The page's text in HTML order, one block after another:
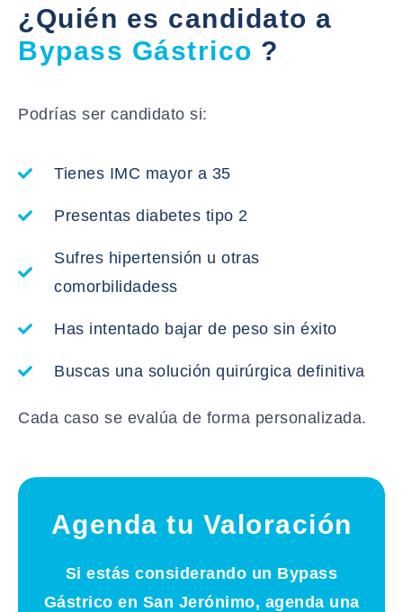
¿Quién es candidato a
Bypass Gástrico ?
Podrías ser candidato si:
Tienes IMC mayor a 35
Presentas diabetes tipo 2
Sufres hipertensión u otras
comorbilidadess
Has intentado bajar de peso sin éxito
Buscas una solución quirúrgica definitiva
Cada caso se evalúa de forma personalizada.
Agenda tu Valoración
Si estás considerando un Bypass
Gástrico en San Jerónimo, agenda una